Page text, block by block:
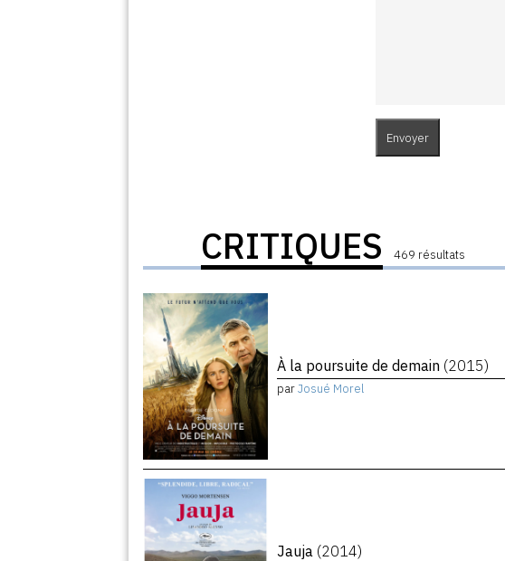
CRITIQUES 469 résultats
À la poursuite de demain (2015)
parJosué Morel
Jauja (2014)